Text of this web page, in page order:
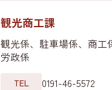
観光商工課
観光係、駐車場係、商工
労政係
TEL 0191-46-5572